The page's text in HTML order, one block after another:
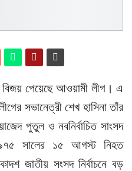
বিজয় পেয়েছে আওয়ামী লীগ। এ
সভানেত্রী শেখ হাসিনা তাঁর
পুতুল ও নবনির্বাচিত সাংসদ
সালের ১৫ আগস্ট নিহত
জাতীয় সংসদ নির্বাচনে বড়